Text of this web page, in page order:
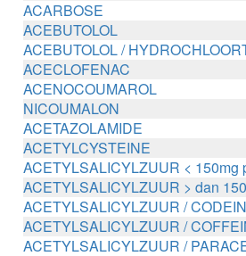
ACARBOSE
ACEBUTOLOL
ACEBUTOLOL /
ACECLOFENAC
ACENOCOUMAROL
NICOUMALON
ACETAZOLAMIDE
ACETYLCYSTEINE
ACETYLSALICYLZUUR < 150mg
ACETYLSALICYLZUUR > dan
ACETYLSALICYLZUUR /
ACETYLSALICYLZUUR /
ACETYLSALICYLZUUR /